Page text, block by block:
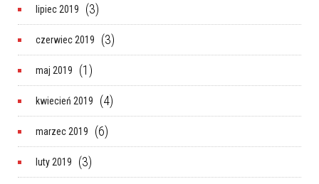
lipiec 2019 (3)
czerwiec 2019 (3)
maj 2019 (1)
kwiecień 2019 (4)
marzec 2019 (6)
luty 2019 (3)